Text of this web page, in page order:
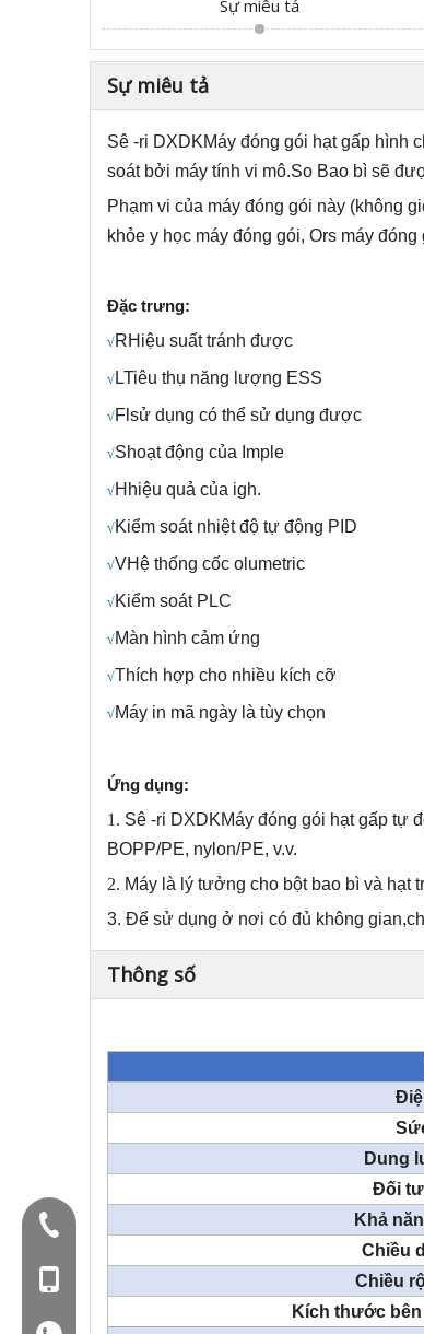
Sự miêu tả
Sự miêu tả
Sê -ri DXDKMáy đóng gói hạt gấp hình
soát bởi máy tính vi mô.So Bao bì sẽ
Phạm vi của máy đóng gói này (không
khỏe y học máy đóng gói, Ors máy
Đặc trưng:
√RHiệu suất tránh được
√ LTiêu thụ năng lượng ESS
√Fl sử dụng có thể sử dụng được
√Shoạt động của Imple
√H hiệu quả của igh.
√Kiểm soát nhiệt độ tự động PID
√VHệ thống cốc olumetric
√Kiểm soát PLC
√Màn hình cảm ứng
√Thích hợp cho nhiều kích cỡ
√Máy in mã ngày là tùy chọn
Ứng dụng:
1. Sê -ri DXDKMáy đóng gói hạt gấp tự
BOPP/PE, nylon/PE, v.v.
2. Máy là lý tưởng cho bột bao bì và hạt
3. Để sử dụng ở nơi có đủ không gian,
Thông số
Dung
Đối
Khả
Chiều
Chiều
Kích thước bên